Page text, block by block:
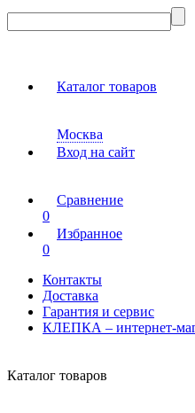
Каталог товаров
Москва
Вход на сайт
Сравнение
0
Избранное
0
Контакты
Доставка
Гарантия и сервис
КЛЕПКА – интернет-
Каталог товаров